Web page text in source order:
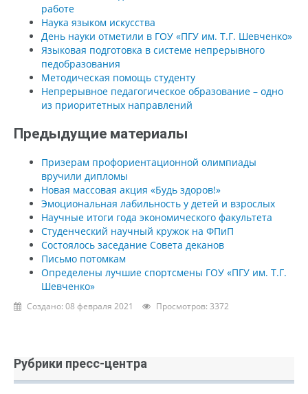
работе
Наука языком искусства
День науки отметили в ГОУ «ПГУ им. Т.Г. Шевченко»
Языковая подготовка в системе непрерывного
педобразования
Методическая помощь студенту
Непрерывное педагогическое образование – одно
из приоритетных направлений
Предыдущие материалы
Призерам профориентационной олимпиады
вручили дипломы
Новая массовая акция «Будь здоров!»
Эмоциональная лабильность у детей и взрослых
Научные итоги года экономического факультета
Студенческий научный кружок на ФПиП
Состоялось заседание Совета деканов
Письмо потомкам
Определены лучшие спортсмены ГОУ «ПГУ им. Т.Г.
Шевченко»
Создано: 08 февраля 2021 Просмотров: 3372
Рубрики пресс-центра